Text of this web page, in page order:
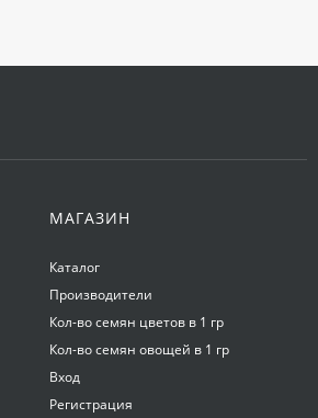
МАГАЗИН
Каталог
Производители
Кол-во семян цветов в 1 гр
Кол-во семян овощей в 1 гр
Вход
Регистрация